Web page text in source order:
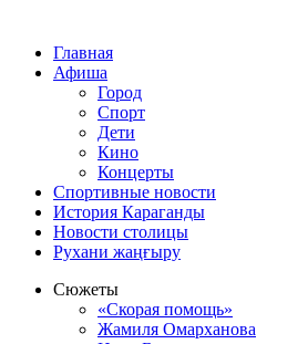
Главная
Афиша
Город
Спорт
Дети
Кино
Концерты
Спортивные новости
История Караганды
Новости столицы
Рухани жаңғыру
Сюжеты
«Скорая помощь»
Жамиля Омарханова